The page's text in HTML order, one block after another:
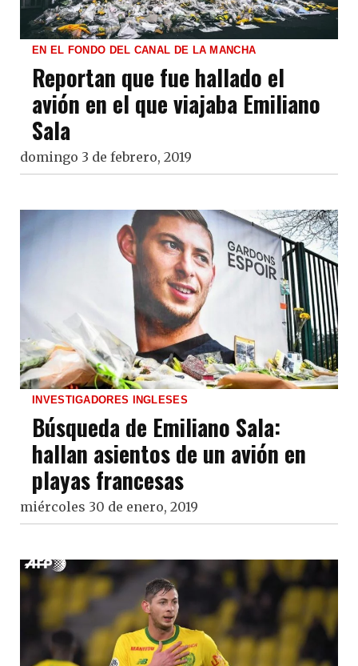
EN EL FONDO DEL CANAL DE LA MANCHA
Reportan que fue hallado el
avión en el que viajaba Emiliano
Sala
domingo 3 de febrero, 2019
INVESTIGADORES INGLESES
Búsqueda de Emiliano Sala:
hallan asientos de un avión en
playas francesas
miércoles 30 de enero, 2019